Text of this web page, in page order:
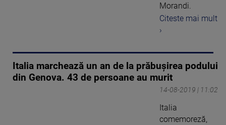
Morandi.
Citeste mai mult
›
Italia marchează un an de la prăbușirea podului
din Genova. 43 de persoane au murit
14-08-2019 | 11:02
Italia
comemoreză,